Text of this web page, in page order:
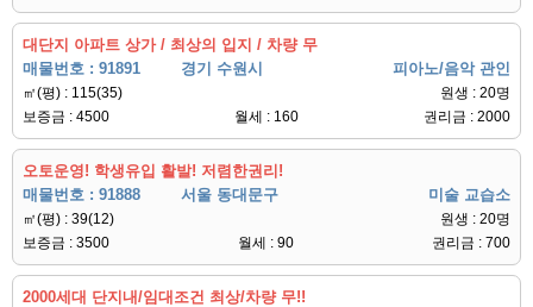
대단지 아파트 상가 / 최상의 입지 / 차량 무
매물번호 : 91891
경기 수원시 피아노/음악 관인
㎡(평) : 115(35)
원생 : 20명
보증금 : 4500
월세 : 160 권리금 : 2000
오토운영! 학생유입 활발! 저렴한권리!
매물번호 : 91888
서울 동대문구 미술 교습소
㎡(평) : 39(12)
원생 : 20명
보증금 : 3500
월세 : 90 권리금 : 700
2000세대 단지내/임대조건 최상/차량 무!!